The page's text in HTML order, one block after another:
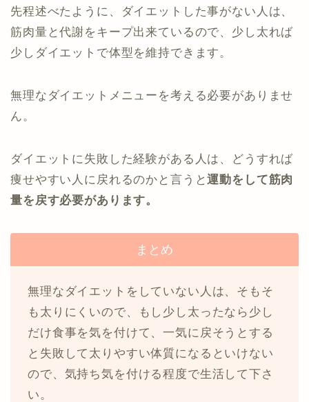
先程述べたように、ダイエットした事がない人は、
筋肉量と代謝をキープ出来ているので、少し太れば
少しダイエットで体型を維持できます。
無理なダイエットメニューを考える必要がありませ
ん。
ダイエットに失敗した経験がある人は、どうすれば
痩せやすい人に戻れるのかと言うと運動をして筋肉
量を戻す必要があります。
まとめ
無理なダイエットをしていない人は、そもそ
も太りにくいので、もし少し太ったなら少し
だけ食事を気を付けて、一気に戻そうとする
と失敗して太りやすい体質になるといけない
ので、気持ち気を付ける程度で生活して下さ
い。